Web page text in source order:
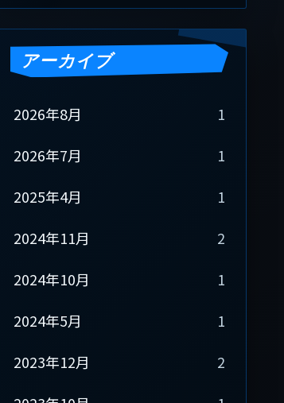
アーカイブ
2026年8月
1
2026年7月
1
2025年4月
1
2024年11月
2
2024年10月
1
2024年5月
1
2023年12月
2